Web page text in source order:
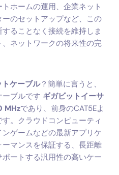
ホームの運用、企業ネット
のセットアップなど、この
ることなく接続を維持しま
ネットワークの将来性の完
ケーブル？簡単に言うと、
ブルです ギガビットイーサ
MHzであり、前身のCAT5Eよ
。クラウドコンピューティ
ゲームなどの最新アプリケ
マンスを保証する、長距離
ートする汎用性の高いケー